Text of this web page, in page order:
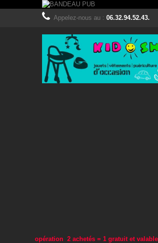
Appelez-nous au : 06.32.94.52.43.
opération 2 achetés = 1 gratuit et